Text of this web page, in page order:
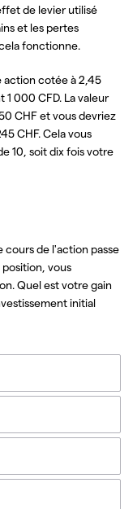
de levier utilisé
et les pertes
fonctionne.
action cotée à 2,45
1 000 CFD. La valeur
CHF et vous devriez
CHF. Cela vous
10, soit dix fois votre
cours de l'action passe
vous
Quel est votre gain
initial